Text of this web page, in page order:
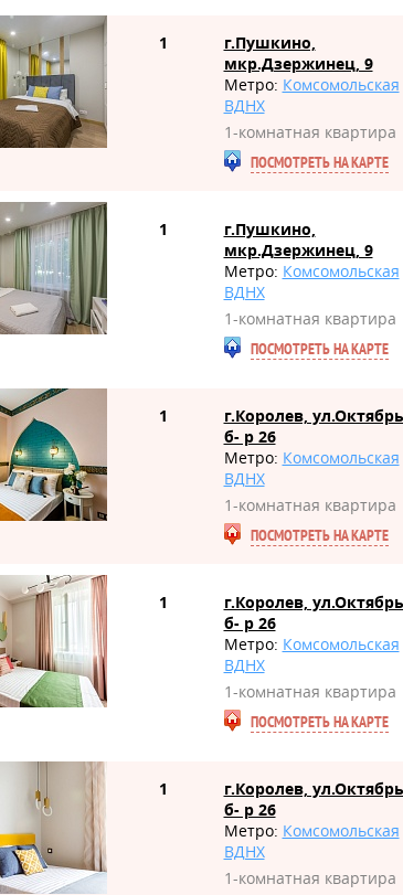
1
г.Пушкино,
мкр.Дзержинец, 9
Метро: Комсомольская
ВДНХ
1-комнатная квартира
ПОСМОТРЕТЬ НА КАРТЕ
1
г.Пушкино,
мкр.Дзержинец, 9
Метро: Комсомольская
ВДНХ
1-комнатная квартира
ПОСМОТРЕТЬ НА КАРТЕ
1
г.Королев,
б- р 26
Метро: Комсомольская
ВДНХ
1-комнатная квартира
ПОСМОТРЕТЬ НА КАРТЕ
1
г.Королев,
б- р 26
Метро: Комсомольская
ВДНХ
1-комнатная квартира
ПОСМОТРЕТЬ НА КАРТЕ
1
г.Королев,
б- р 26
Метро: Комсомольская
ВДНХ
1-комнатная квартира